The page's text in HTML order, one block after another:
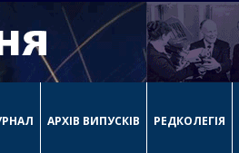
АРХІВ ВИПУСКІВ РЕДКОЛЕГІЯ